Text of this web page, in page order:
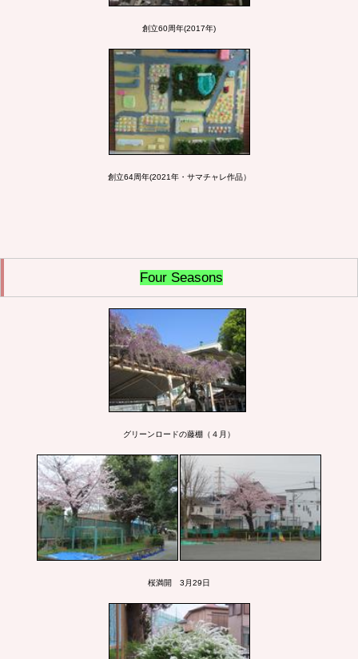
創立60周年(2017年)
創立64周年(2021年・サマチャレ作品）
Four Seasons
グリーンロードの藤棚（４月）
桜満開 3月29日